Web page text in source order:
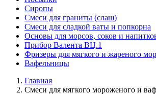
Сиропы
Смеси для граниты (слаш)
Смеси для сладкой ваты и попкорна
Основы для морсов, соков и
Прибор Валента ВЦ.1
Фризеры для мягкого и жареного
Вафельницы
Главная
Смеси для мягкого мороженого и